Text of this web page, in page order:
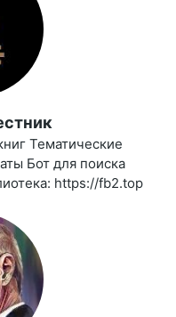
Тематические
Бот для поиска
https://fb2.top